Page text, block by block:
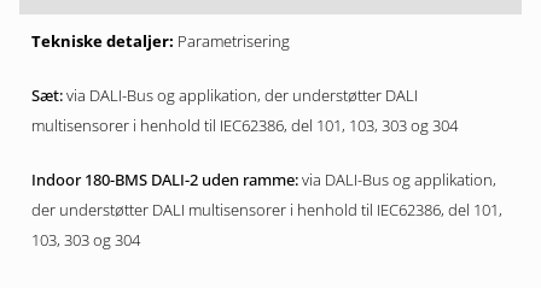
Parametrisering
via DALI-Bus og applikation, der understøtter DALI
multisensorer i henhold til IEC62386, del 101, 103, 303 og 304
via DALI-Bus og applikation,
der understøtter DALI multisensorer i henhold til IEC62386, del 101,
103, 303 og 304